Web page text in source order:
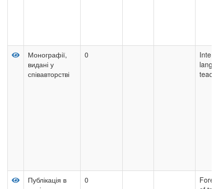
Монографії,
видані у
співавторстві
0
Публікація в
0